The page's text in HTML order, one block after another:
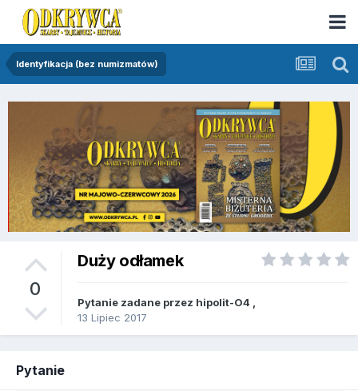
Identyfikacja (bez numizmatów)
0
Duży odłamek
Pytanie zadane przez hipolit-O4
13 Lipiec 2017
Pytanie